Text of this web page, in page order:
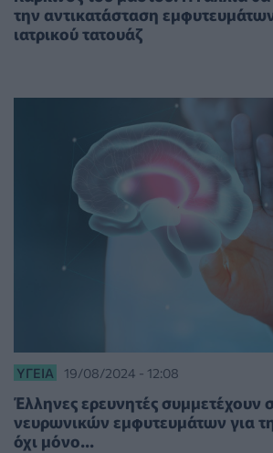
την αντικατάσταση
ιατρικού τατουάζ
ΥΓΕΊΑ 19/08/2024 - 12:08
Έλληνες ερευνητές συμμετέχουν
νευρωνικών εμφυτευμάτων για
όχι μόνο...